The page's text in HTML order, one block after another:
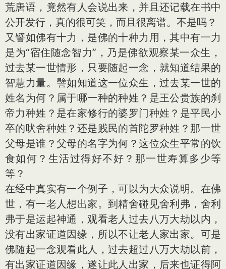
荒唐语，竟然有人会说出来，并且还记载在书中
公开发行，真的很可笑，而且很离谱。不是吗？
又譬如佛有十力，是佛的十种力用，其中有一力
是为“宿住随念智力”，乃是佛欲观察某一众生，
过去某一世情形，只要随起一念，就知道结果的
智慧力量。譬如知道这一位众生，过去某一世的
姓名为何？属于哪一种的种姓？是王公贵族的刹
帝力种姓？是在家修行的婆罗门种姓？是平民小
卒的吠舍种姓？还是贱民的首陀罗种姓？那一世
父母是谁？父母的名字为何？这位众生平常的饮
食如何？生活过得好不好？那一世寿算多少等
等？
在经中真实有一个例子，可以为大众说明。在佛
世，有一老人想出家。到精舍碰见舍利弗，舍利
弗于是运起神通，观看老人过去八万大劫以内，
没有出家证道因缘，所以不让老人家出家。可是
佛随起一念观看此人，过去超过八万大劫以前，
有出家证道因缘，遂让此人出家，后来也证得阿